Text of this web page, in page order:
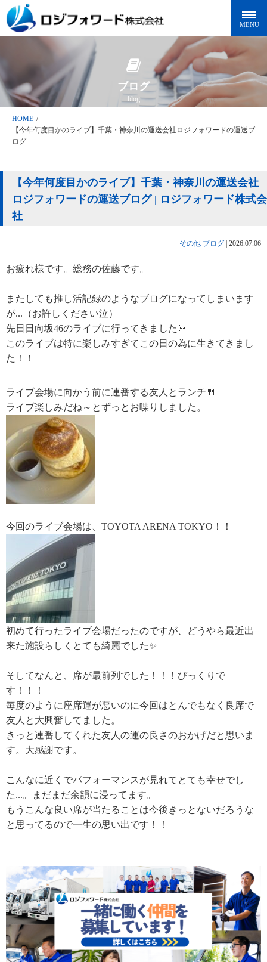
ブログ
blog
HOME /
【今年何度目かのライブ】千葉・神奈川の運送会社ロジフォワードの運送ブ
ログ
【今年何度目かのライブ】千葉・神奈川の運送会社
ロジフォワードの運送ブログ | ロジフォワード株式会
社
その他 ブログ 2026.07.06
お疲れ様です。総務の佐藤です。
またしても推し活記録のようなブログになってしまいます
が...（お許しください泣）
先日日向坂46のライブに行ってきました🌞
このライブは特に楽しみすぎてこの日の為に生きてきまし
た！！
ライブ会場に向かう前に連番する友人とランチ🍴
ライブ楽しみだね～とずっとお喋りしました。
今回のライブ会場は、TOYOTA ARENA TOKYO！！
初めて行ったライブ会場だったのですが、どうやら最近出
来た施設らしくとても綺麗でした✨
そしてなんと、席が最前列でした！！！びっくりで
す！！！
毎度のように座席運が悪いのに今回はとんでもなく良席で
友人と大興奮してました。
きっと連番してくれた友人の運の良さのおかげだと思いま
す。大感謝です。
こんなに近くでパフォーマンスが見れてとても幸せでし
た...。まだまだ余韻に浸ってます。
もうこんな良い席が当たることは今後きっとないだろうな
と思ってるので一生の思い出です！！